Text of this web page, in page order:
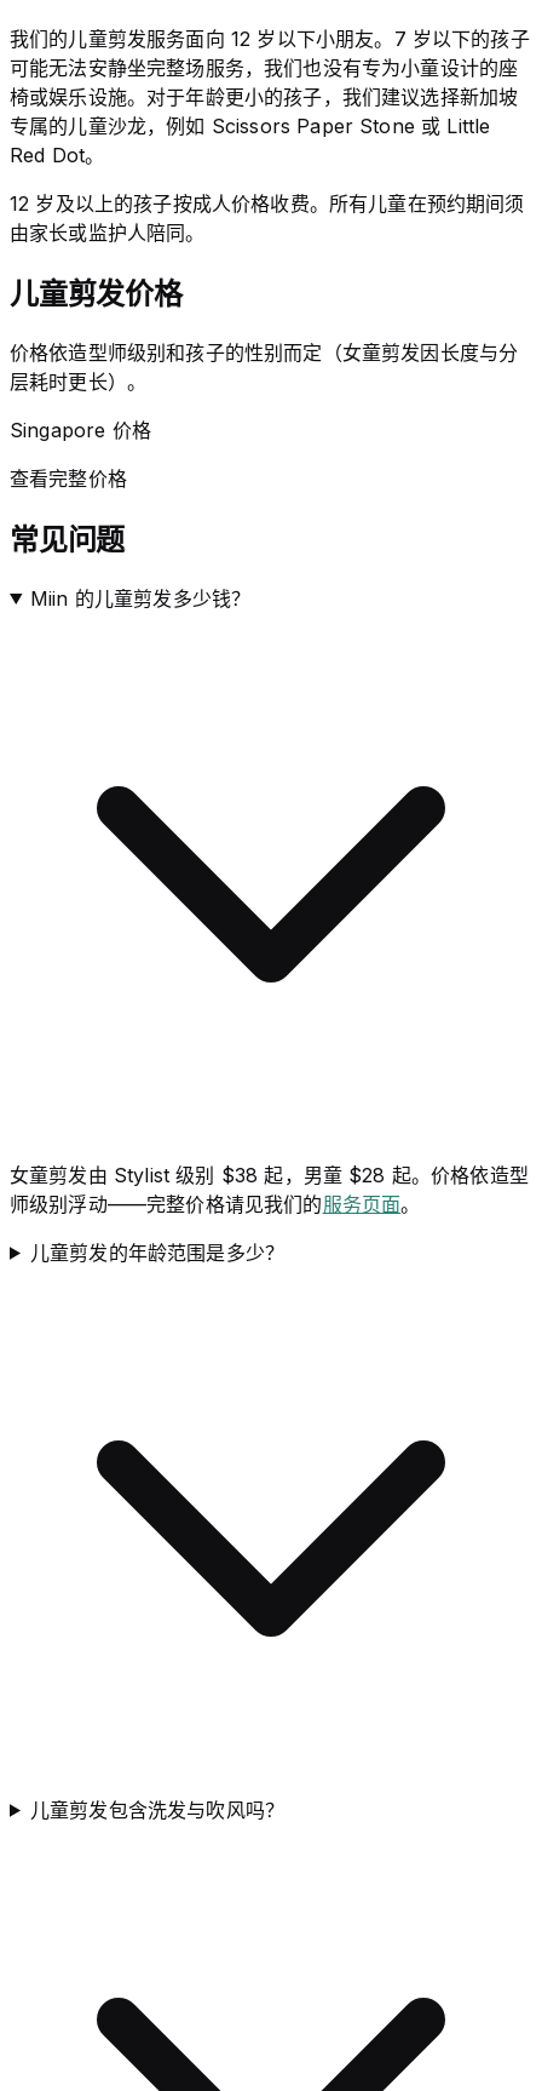
我们的儿童剪发服务面向 12 岁以下小朋友。7 岁以下的孩子
可能无法安静坐完整场服务，我们也没有专为小童设计的座
椅或娱乐设施。对于年龄更小的孩子，我们建议选择新加坡
专属的儿童沙龙，例如 Scissors Paper Stone 或 Little
Red Dot。
12 岁及以上的孩子按成人价格收费。所有儿童在预约期间须
由家长或监护人陪同。
儿童剪发价格
价格依造型师级别和孩子的性别而定（女童剪发因长度与分
层耗时更长）。
Singapore 价格
查看完整价格
常见问题
Miin 的儿童剪发多少钱？
女童剪发由 Stylist 级别 $38 起，男童 $28 起。价格依造型
师级别浮动——完整价格请见我们的服务页面。
儿童剪发的年龄范围是多少？
儿童剪发包含洗发与吹风吗？